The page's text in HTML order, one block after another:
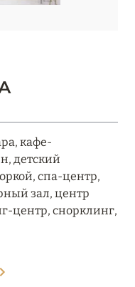
кафе-
детский
спа-центр,
зал, центр
центр, снорклинг,